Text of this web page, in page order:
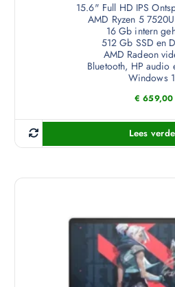
15.6" Full HD IPS
AMD Ryzen 5
16 Gb intern
512 Gb SSD en
AMD Radeon
Bluetooth, HP audio
Windows
€ 659,00
Lees